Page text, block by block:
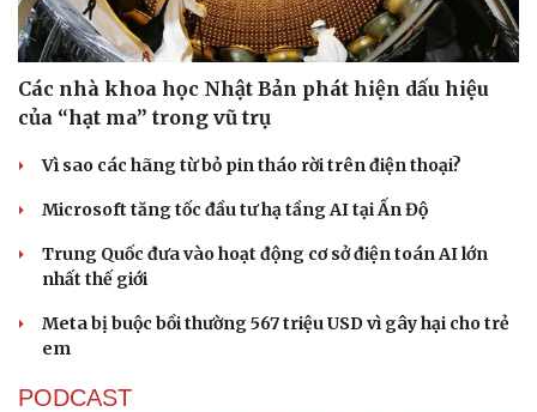
Các nhà khoa học Nhật Bản phát hiện dấu hiệu
của “hạt ma” trong vũ trụ
Vì sao các hãng từ bỏ pin tháo rời trên điện thoại?
Microsoft tăng tốc đầu tư hạ tầng AI tại Ấn Độ
Trung Quốc đưa vào hoạt động cơ sở điện toán AI lớn
nhất thế giới
Meta bị buộc bồi thường 567 triệu USD vì gây hại cho trẻ
em
PODCAST